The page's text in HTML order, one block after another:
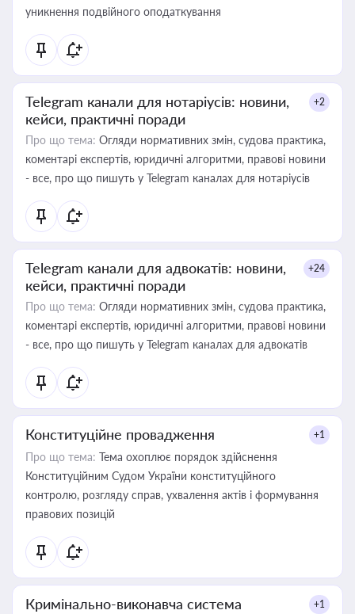
уникнення подвійного оподаткування
Telegram канали для нотаріусів: новини,
кейси, практичні поради
+2
Про що тема: Огляди нормативних змін, судова практика,
коментарі експертів, юридичні алгоритми, правові новини
- все, про що пишуть у Telegram каналах для нотаріусів
Telegram канали для адвокатів: новини,
кейси, практичні поради
+24
Про що тема: Огляди нормативних змін, судова практика,
коментарі експертів, юридичні алгоритми, правові новини
- все, про що пишуть у Telegram каналах для адвокатів
Конституційне провадження +1
Про що тема: Тема охоплює порядок здійснення
Конституційним Судом України конституційного
контролю, розгляду справ, ухвалення актів і формування
правових позицій
Кримінально-виконавча система +1